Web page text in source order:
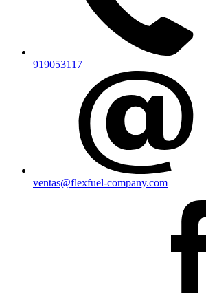
919053117
ventas@flexfuel-company.com